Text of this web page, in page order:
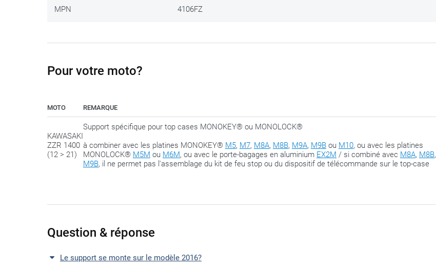
MPN 4106FZ
Pour votre moto?
MOTO REMARQUE
KAWASAKI
ZZR 1400
(12 > 21)
Support spécifique pour top cases MONOKEY® ou MONOLOCK®
à combiner avec les platines MONOKEY® M5, M7, M8A, M8B, M9A, M9B ou M10, ou avec les platines
MONOLOCK® M5M ou M6M, ou avec le porte-bagages en aluminium EX2M / si combiné avec M8A, M8B,
M9B, il ne permet pas l'assemblage du kit de feu stop ou du dispositif de télécommande sur le top-case
Question & réponse
Le support se monte sur le modèle 2016?